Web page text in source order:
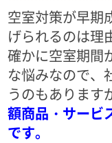
空室対策が早期
げられるのは理
確かに空室期間
な悩みなので、
うのもあります
額商品・サービ
です。